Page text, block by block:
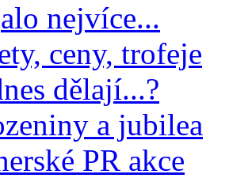
nejvíce...
ceny, trofeje
dělají...?
a jubilea
PR akce